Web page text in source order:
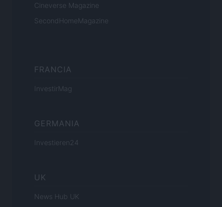
Cineverse Magazine
SecondHomeMagazine
FRANCIA
InvestirMag
GERMANIA
Investieren24
UK
News Hub UK